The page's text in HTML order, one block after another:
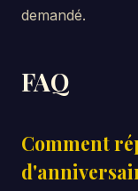
demandé.
FAQ
Comment